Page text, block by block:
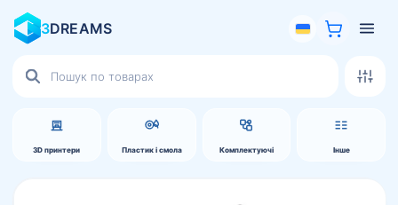
3DREAMS
3D принтери Пластик і смола Комплектуючі Інше
товарів